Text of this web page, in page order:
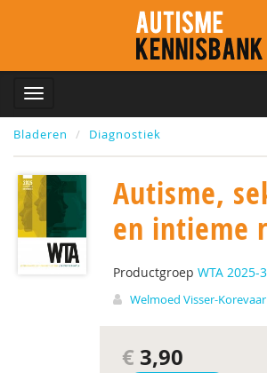
Bladeren Diagnostiek
Autisme,
en intieme
Productgroep WTA 2025-3
Welmoed Visser-Korevaar
€ 3,90